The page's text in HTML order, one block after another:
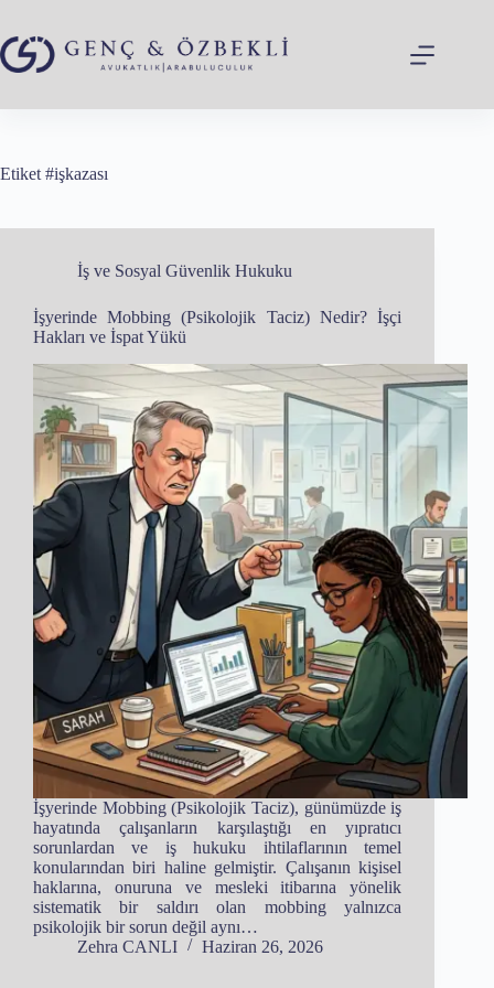
content
Etiket #işkazası
İş ve Sosyal Güvenlik Hukuku
İşyerinde Mobbing (Psikolojik Taciz) Nedir? İşçi
Hakları ve İspat Yükü
İşyerinde Mobbing (Psikolojik Taciz), günümüzde iş
hayatında çalışanların karşılaştığı en yıpratıcı
sorunlardan ve iş hukuku ihtilaflarının temel
konularından biri haline gelmiştir. Çalışanın kişisel
haklarına, onuruna ve mesleki itibarına yönelik
sistematik bir saldırı olan mobbing yalnızca
psikolojik bir sorun değil aynı…
Zehra CANLI
Haziran 26, 2026